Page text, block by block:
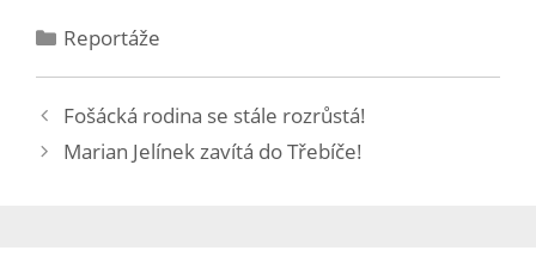
Reportáže
Fošácká rodina se stále rozrůstá!
Marian Jelínek zavítá do Třebíče!